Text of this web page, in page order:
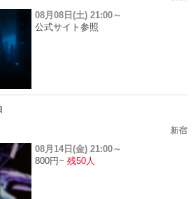
08月08日(土) 21:00～
公式サイト参照
新宿
08月14日(金) 21:00～
800円~ 残50人